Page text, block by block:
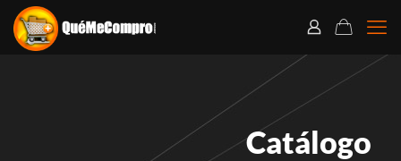
Catálogo